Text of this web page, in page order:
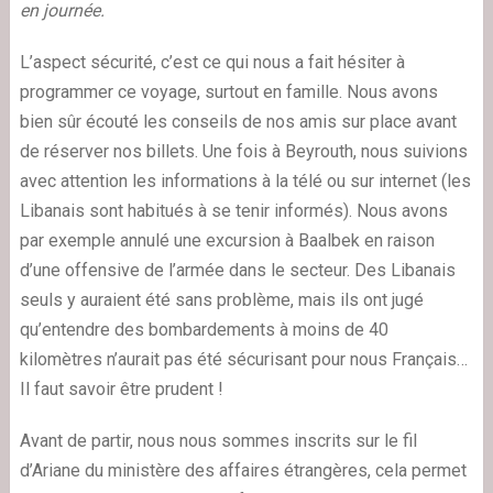
en journée.
L’aspect sécurité, c’est ce qui nous a fait hésiter à
programmer ce voyage, surtout en famille. Nous avons
bien sûr écouté les conseils de nos amis sur place avant
de réserver nos billets. Une fois à Beyrouth, nous suivions
avec attention les informations à la télé ou sur internet (les
Libanais sont habitués à se tenir informés). Nous avons
par exemple annulé une excursion à Baalbek en raison
d’une offensive de l’armée dans le secteur. Des Libanais
seuls y auraient été sans problème, mais ils ont jugé
qu’entendre des bombardements à moins de 40
kilomètres n’aurait pas été sécurisant pour nous Français…
Il faut savoir être prudent !
Avant de partir, nous nous sommes inscrits sur le fil
d’Ariane du ministère des affaires étrangères, cela permet